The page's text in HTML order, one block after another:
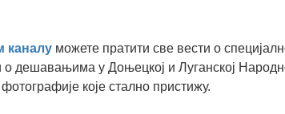
каналу можете пратити све вести о
о дешавањима у Доњецкој и Луганској
које стално пристижу.